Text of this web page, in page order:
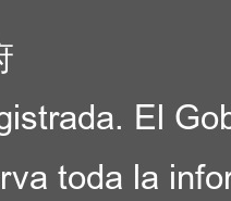
El
toda la